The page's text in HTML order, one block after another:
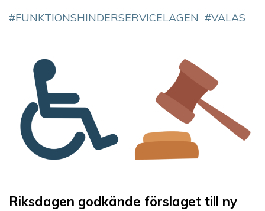
FUNKTIONSHINDERSERVICELAGEN VALAS
Riksdagen godkände förslaget till ny